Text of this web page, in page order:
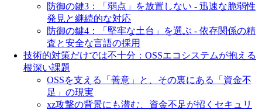
防御の鍵3：「弱点」を放置しない - 迅速な脆弱性
発見と継続的な対応
防御の鍵4：「堅牢な土台」を選ぶ - 依存関係の精
査と安全な言語の採用
技術的対策だけでは不十分：OSSエコシステムが抱える
根深い課題
OSSを支える「善意」と、その裏にある「資金不
足」の現実
xz攻撃の背景にも潜む、資金不足が招くセキュリ